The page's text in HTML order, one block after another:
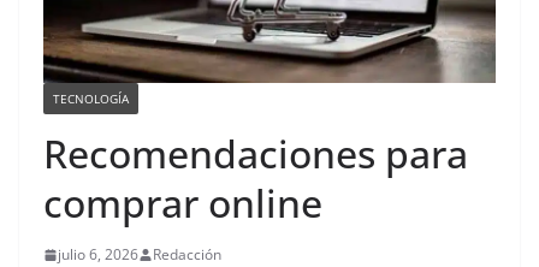
TECNOLOGÍA
Recomendaciones para
comprar online
julio 6, 2026 Redacción